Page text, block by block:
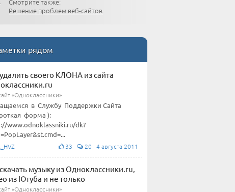
Решение проблем веб-сайтов
рядом
своего КЛОНА из сайта
«Одноклассники»
в Службу Поддержки Сайта
форма ):
www.odnoklassniki.ru/dk?
33 20 4 августа 2011
музыку из Одноклассники.ru,
из Ютуба и не только
«Одноклассники»